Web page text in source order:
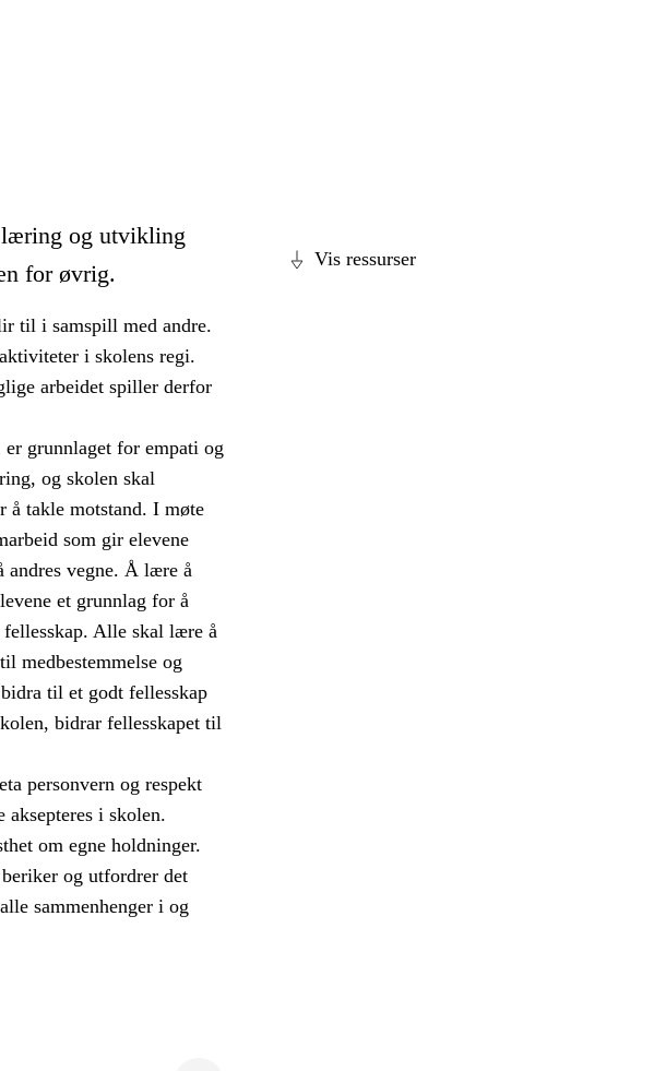
Vis ressurser
læring og utvikling
for øvrig.
til i samspill med andre.
i skolens regi.
arbeidet spiller derfor
grunnlaget for empati og
og skolen skal
å takle motstand. I møte
som gir elevene
andres vegne. Å lære å
et grunnlag for å
Alle skal lære å
medbestemmelse og
til et godt fellesskap
bidrar fellesskapet til
personvern og respekt
i skolen.
om egne holdninger.
og utfordrer det
sammenhenger i og